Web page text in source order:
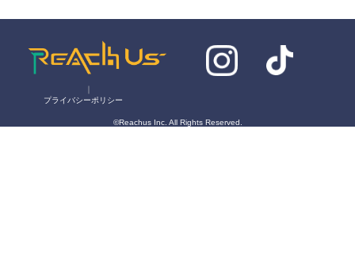
｜
プライバシーポリシー
©Reachus Inc. All Rights Reserved.